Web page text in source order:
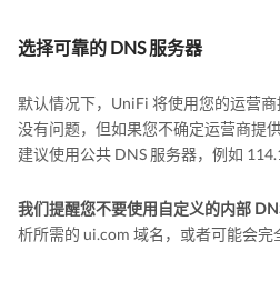
选择可靠的 DNS 服务器
默认情况下，UniFi 将使用您的运营
没有问题，但如果您不确定运营商提
建议使用公共 DNS 服务器，例如
我们提醒您不要使用自定义的内部
析所需的 ui.com 域名，或者可能会完